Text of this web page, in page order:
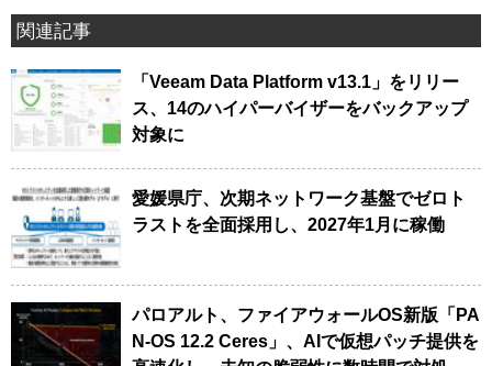
関連記事
「Veeam Data Platform v13.1」をリリー
ス、14のハイパーバイザーをバックアップ
対象に
愛媛県庁、次期ネットワーク基盤でゼロト
ラストを全面採用し、2027年1月に稼働
パロアルト、ファイアウォールOS新版「PA
N-OS 12.2 Ceres」、AIで仮想パッチ提供を